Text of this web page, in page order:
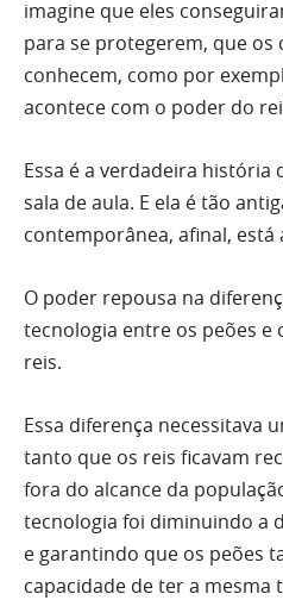
imagine que eles
para se protegerem, que os
conhecem, como por
acontece com o poder do
Essa é a verdadeira história
sala de aula. E ela é tão
contemporânea, afinal,
O poder repousa na
tecnologia entre os peões e
reis.
Essa diferença necessitava
tanto que os reis ficavam
fora do alcance da
tecnologia foi diminuindo a
e garantindo que os peões
capacidade de ter a mesma